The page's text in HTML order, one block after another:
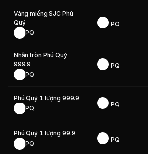
Vàng miếng SJC Phú
Quý
PQ
PQ
Nhẫn tròn Phú Quý
999.9
PQ
PQ
Phú Quý 1 lượng 999.9
PQ
PQ
Phú Quý 1 lượng 99.9
PQ
PQ